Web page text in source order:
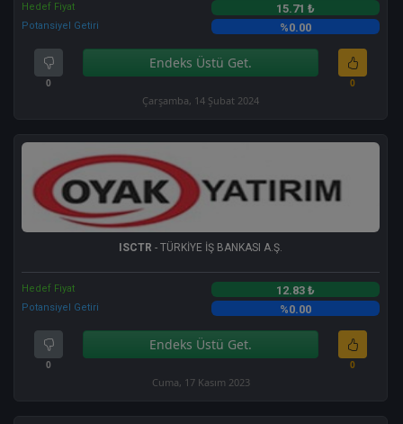
Hedef Fiyat 15.71 ₺
Potansiyel Getiri %0.00
0
Endeks Üstü Get.
0
Çarşamba, 14 Şubat 2024
ISCTR - TÜRKİYE İŞ BANKASI A.Ş.
Hedef Fiyat 12.83 ₺
Potansiyel Getiri %0.00
0
Endeks Üstü Get.
0
Cuma, 17 Kasım 2023